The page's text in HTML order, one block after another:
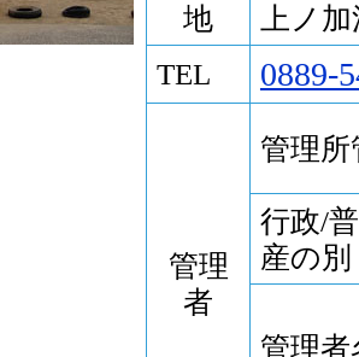
地
上ノ
TEL
0889-
管理
者
管理所
行政/
産の別
管理者